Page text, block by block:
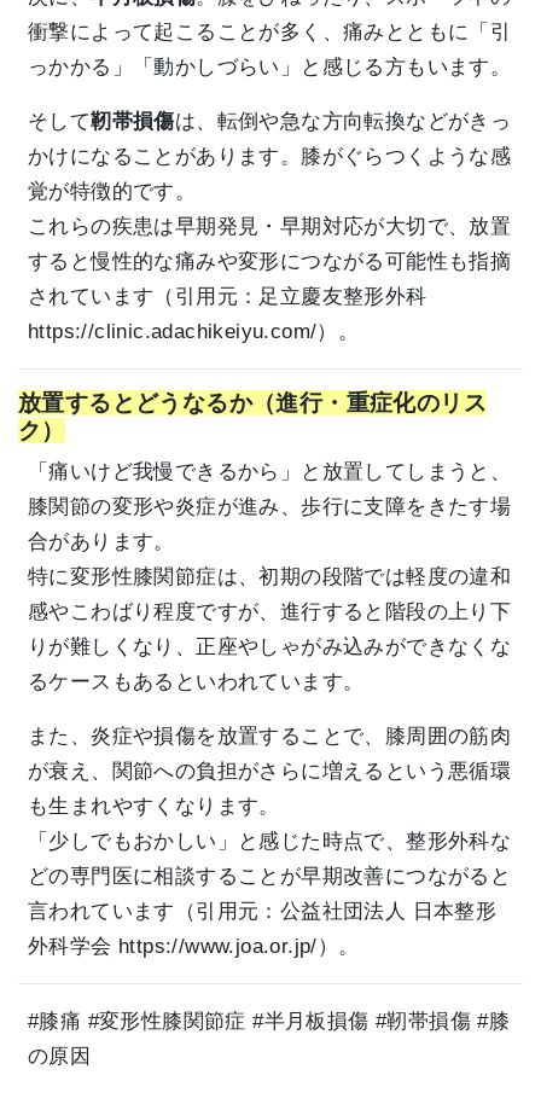
衝撃によって起こることが多く、痛みとともに「引
っかかる」「動かしづらい」と感じる方もいます。
そして靭帯損傷は、転倒や急な方向転換などがきっ
かけになることがあります。膝がぐらつくような感
覚が特徴的です。
これらの疾患は早期発見・早期対応が大切で、放置
すると慢性的な痛みや変形につながる可能性も指摘
されています（引用元：足立慶友整形外科
https://clinic.adachikeiyu.com/）。
放置するとどうなるか（進行・重症化のリス
ク）
「痛いけど我慢できるから」と放置してしまうと、
膝関節の変形や炎症が進み、歩行に支障をきたす場
合があります。
特に変形性膝関節症は、初期の段階では軽度の違和
感やこわばり程度ですが、進行すると階段の上り下
りが難しくなり、正座やしゃがみ込みができなくな
るケースもあるといわれています。
また、炎症や損傷を放置することで、膝周囲の筋肉
が衰え、関節への負担がさらに増えるという悪循環
も生まれやすくなります。
「少しでもおかしい」と感じた時点で、整形外科な
どの専門医に相談することが早期改善につながると
言われています（引用元：公益社団法人 日本整形
外科学会 https://www.joa.or.jp/）。
#膝痛 #変形性膝関節症 #半月板損傷 #靭帯損傷 #膝
の原因